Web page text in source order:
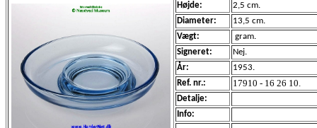
Højde:
2,5 cm.
Diameter:
13,5 cm.
Vægt:
gram.
Signeret:
Nej.
År:
1953.
Ref. nr.:
17910 - 16 26 10.
Detalje:
Info: